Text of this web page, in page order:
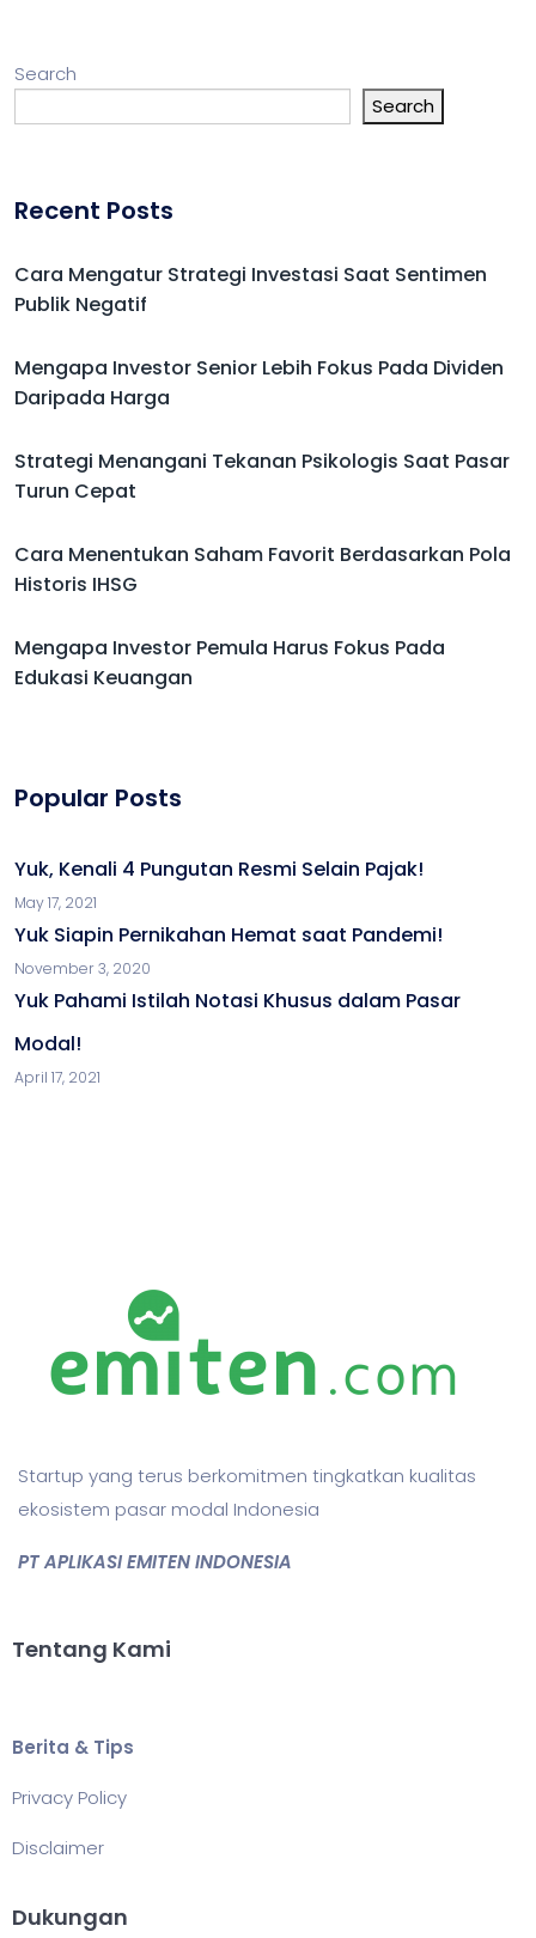
Search
Search
Recent Posts
Cara Mengatur Strategi Investasi Saat Sentimen
Publik Negatif
Mengapa Investor Senior Lebih Fokus Pada Dividen
Daripada Harga
Strategi Menangani Tekanan Psikologis Saat Pasar
Turun Cepat
Cara Menentukan Saham Favorit Berdasarkan Pola
Historis IHSG
Mengapa Investor Pemula Harus Fokus Pada
Edukasi Keuangan
Popular Posts
Yuk, Kenali 4 Pungutan Resmi Selain Pajak!
May 17, 2021
Yuk Siapin Pernikahan Hemat saat Pandemi!
November 3, 2020
Yuk Pahami Istilah Notasi Khusus dalam Pasar
Modal!
April 17, 2021
Startup yang terus berkomitmen tingkatkan kualitas
ekosistem pasar modal Indonesia
PT APLIKASI EMITEN INDONESIA
Tentang Kami
Berita & Tips
Privacy Policy
Disclaimer
Dukungan